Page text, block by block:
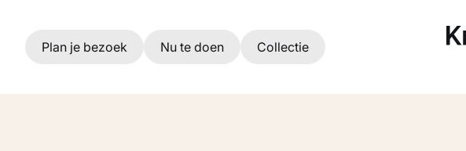
Ga naar hoofdinhoud
Plan je bezoek Nu te doen Collectie